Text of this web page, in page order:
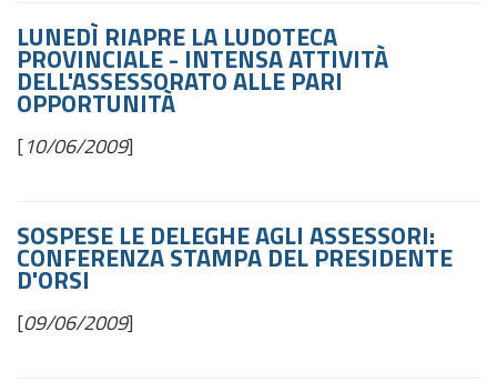
LUNEDÌ RIAPRE LA LUDOTECA
PROVINCIALE - INTENSA ATTIVITÀ
DELL'ASSESSORATO ALLE PARI
OPPORTUNITÀ
[10/06/2009]
SOSPESE LE DELEGHE AGLI ASSESSORI:
CONFERENZA STAMPA DEL PRESIDENTE
D'ORSI
[09/06/2009]